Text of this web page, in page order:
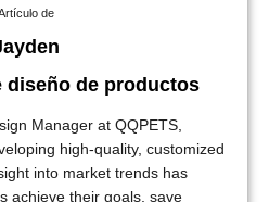
de
diseño de productos
Manager at QQPETS,
high-quality, customized
into market trends has
achieve their goals, save